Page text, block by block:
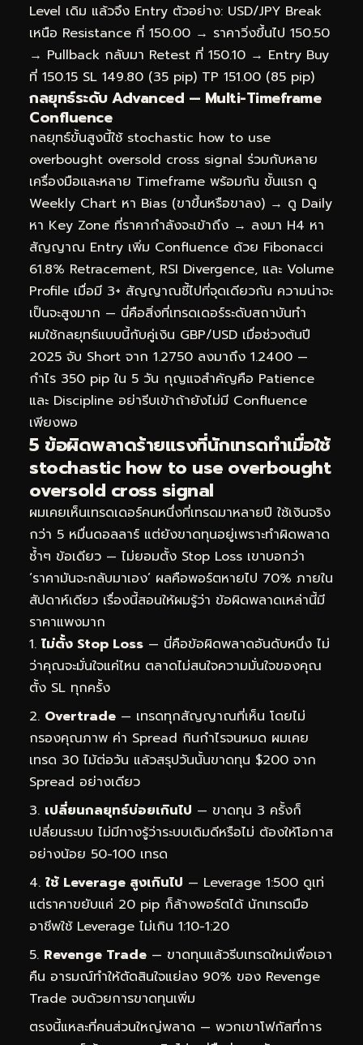
Level เดิม แล้วจึง Entry ตัวอย่าง: USD/JPY Break
เหนือ Resistance ที่ 150.00 → ราคาวิ่งขึ้นไป 150.50
→ Pullback กลับมา Retest ที่ 150.10 → Entry Buy
ที่ 150.15 SL 149.80 (35 pip) TP 151.00 (85 pip)
กลยุทธ์ระดับ Advanced — Multi-Timeframe
Confluence
กลยุทธ์ขั้นสูงนี้ใช้ stochastic how to use
overbought oversold cross signal ร่วมกับหลาย
เครื่องมือและหลาย Timeframe พร้อมกัน ขั้นแรก ดู
Weekly Chart หา Bias (ขาขึ้นหรือขาลง) → ดู Daily
หา Key Zone ที่ราคากำลังจะเข้าถึง → ลงมา H4 หา
สัญญาณ Entry เพิ่ม Confluence ด้วย Fibonacci
61.8% Retracement, RSI Divergence, และ Volume
Profile เมื่อมี 3+ สัญญาณชี้ไปที่จุดเดียวกัน ความน่าจะ
เป็นจะสูงมาก — นี่คือสิ่งที่เทรดเดอร์ระดับสถาบันทำ
ผมใช้กลยุทธ์แบบนี้กับคู่เงิน GBP/USD เมื่อช่วงต้นปี
2025 จับ Short จาก 1.2750 ลงมาถึง 1.2400 —
กำไร 350 pip ใน 5 วัน กุญแจสำคัญคือ Patience
และ Discipline อย่ารีบเข้าถ้ายังไม่มี Confluence
เพียงพอ
5 ข้อผิดพลาดร้ายแรงที่นักเทรดทำเมื่อใช้
stochastic how to use overbought
oversold cross signal
ผมเคยเห็นเทรดเดอร์คนหนึ่งที่เทรดมาหลายปี ใช้เงินจริง
กว่า 5 หมื่นดอลลาร์ แต่ยังขาดทุนอยู่เพราะทำผิดพลาด
ซ้ำๆ ข้อเดียว — ไม่ยอมตั้ง Stop Loss เขาบอกว่า
‘ราคามันจะกลับมาเอง’ ผลคือพอร์ตหายไป 70% ภายใน
สัปดาห์เดียว เรื่องนี้สอนให้ผมรู้ว่า ข้อผิดพลาดเหล่านี้มี
ราคาแพงมาก
ไม่ตั้ง Stop Loss — นี่คือข้อผิดพลาดอันดับหนึ่ง ไม่
ว่าคุณจะมั่นใจแค่ไหน ตลาดไม่สนใจความมั่นใจของคุณ
ตั้ง SL ทุกครั้ง
Overtrade — เทรดทุกสัญญาณที่เห็น โดยไม่
กรองคุณภาพ ค่า Spread กินกำไรจนหมด ผมเคย
เทรด 30 ไม้ต่อวัน แล้วสรุปวันนั้นขาดทุน $200 จาก
Spread อย่างเดียว
เปลี่ยนกลยุทธ์บ่อยเกินไป — ขาดทุน 3 ครั้งก็
เปลี่ยนระบบ ไม่มีทางรู้ว่าระบบเดิมดีหรือไม่ ต้องให้โอกาส
อย่างน้อย 50-100 เทรด
ใช้ Leverage สูงเกินไป — Leverage 1:500 ดูเท่
แต่ราคาขยับแค่ 20 pip ก็ล้างพอร์ตได้ นักเทรดมือ
อาชีพใช้ Leverage ไม่เกิน 1:10-1:20
Revenge Trade — ขาดทุนแล้วรีบเทรดใหม่เพื่อเอา
คืน อารมณ์ทำให้ตัดสินใจแย่ลง 90% ของ Revenge
Trade จบด้วยการขาดทุนเพิ่ม
ตรงนี้แหละที่คนส่วนใหญ่พลาด — พวกเขาโฟกัสที่การ